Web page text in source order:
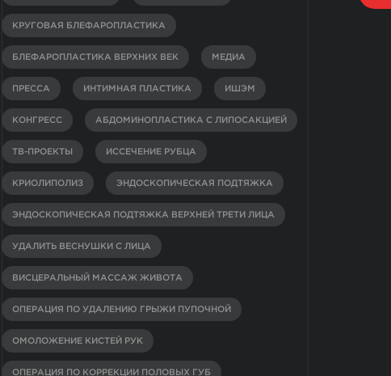
КРУГОВАЯ БЛЕФАРОПЛАСТИКА
БЛЕФАРОПЛАСТИКА ВЕРХНИХ ВЕК МЕДИА
ПРЕССА ИНТИМНАЯ ПЛАСТИКА ИШЭМ
КОНГРЕСС АБДОМИНОПЛАСТИКА С ЛИПОСАКЦИЕЙ
ТВ-ПРОЕКТЫ ИССЕЧЕНИЕ РУБЦА
КРИОЛИПОЛИЗ ЭНДОСКОПИЧЕСКАЯ ПОДТЯЖКА
ЭНДОСКОПИЧЕСКАЯ ПОДТЯЖКА ВЕРХНЕЙ ТРЕТИ ЛИЦА
УДАЛИТЬ ВЕСНУШКИ С ЛИЦА
ВИСЦЕРАЛЬНЫЙ МАССАЖ ЖИВОТА
ОПЕРАЦИЯ ПО УДАЛЕНИЮ ГРЫЖИ ПУПОЧНОЙ
ОМОЛОЖЕНИЕ КИСТЕЙ РУК
ОПЕРАЦИЯ ПО КОРРЕКЦИИ ПОЛОВЫХ ГУБ